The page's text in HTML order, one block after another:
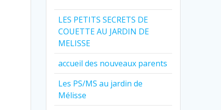
LES PETITS SECRETS DE
COUETTE AU JARDIN DE
MELISSE
accueil des nouveaux parents
Les PS/MS au jardin de
Mélisse